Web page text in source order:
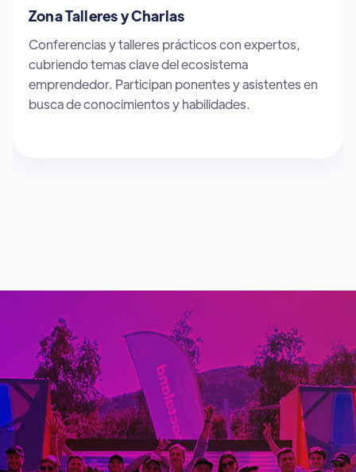
Zona Sponsors
Espacio dedicado a patrocinadores y socios
estratégicos que apoyan startups innovadoras.
Participan empresas y organizaciones clave que
buscan colaborar con el ecosistema emprendedor.